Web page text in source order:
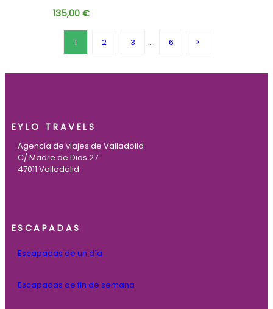
135,00 €
1 2 3 … 6
EYLO TRAVELS
Agencia de viajes de Valladolid
C/ Madre de Dios 27
47011 Valladolid
ESCAPADAS
Escapadas de un día
Escapadas de fin de semana